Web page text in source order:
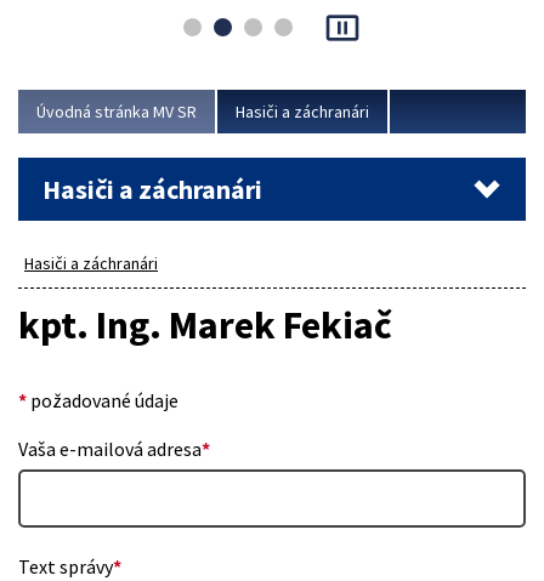
pause_presentation
Úvodná stránka MV SR Hasiči a záchranári
Hasiči a záchranári
Hasiči a záchranári
kpt. Ing. Marek Fekiač
* požadované údaje
Vaša e-mailová adresa*
Text správy*